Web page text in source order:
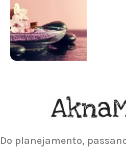
Para antes e depois de
Saiba Mais
Acupuntura
Do planejamento,